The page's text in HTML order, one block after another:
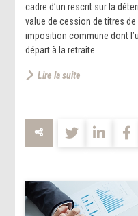
cadre d’un rescrit sur la
value de cession de titres
imposition commune dont
départ à la retraite...
Lire la suite